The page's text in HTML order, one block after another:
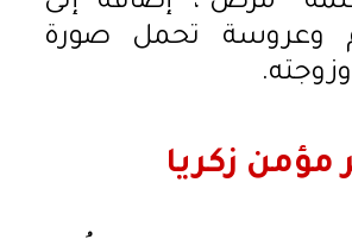
وعروسة تحمل صورة
زكريا